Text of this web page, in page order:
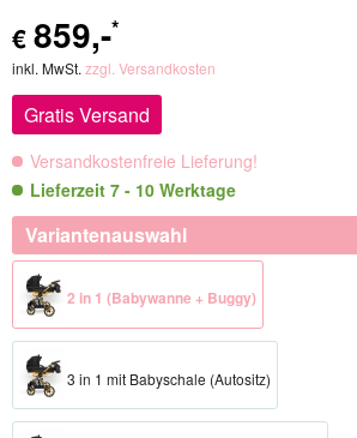
€ 859,-*
inkl. MwSt. zzgl. Versandkosten
Gratis Versand
Versandkostenfreie Lieferung!
Lieferzeit 7 - 10 Werktage
Variantenauswahl
2 in 1 (Babywanne + Buggy)
3 in 1 mit Babyschale (Autositz)